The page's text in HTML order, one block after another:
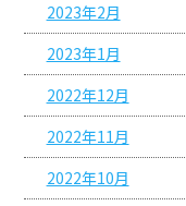
2023年2月
2023年1月
2022年12月
2022年11月
2022年10月